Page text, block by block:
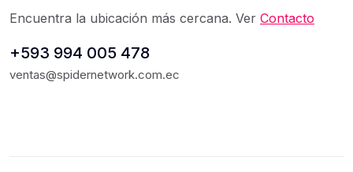
Encuentra la ubicación más cercana. Ver Contacto
+593 994 005 478
ventas@spidernetwork.com.ec